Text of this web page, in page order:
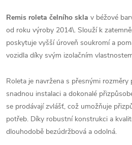
Remis roleta čelního skla v béžové
od roku výroby 2014\. Slouží k
poskytuje vyšší úroveň soukromí a
vozidla díky svým izolačním
Roleta je navržena s přesnými
snadnou instalaci a dokonalé
se prodávají zvlášť, což umožňuje
potřeb. Díky robustní konstrukci a
dlouhodobě bezúdržbová a odolná.